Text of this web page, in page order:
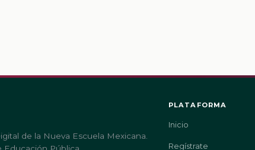
de la Nueva Escuela Mexicana.
PLATAFORMA
Inicio
Regístrate